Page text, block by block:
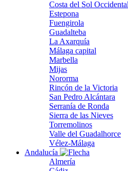
Costa del Sol Occidental
Estepona
Fuengirola
Guadalteba
La Axarquía
Málaga capital
Marbella
Mijas
Nororma
Rincón de la Victoria
San Pedro Alcántara
Serranía de Ronda
Sierra de las Nieves
Torremolinos
Valle del Guadalhorce
Vélez-Málaga
Andalucía
Almería